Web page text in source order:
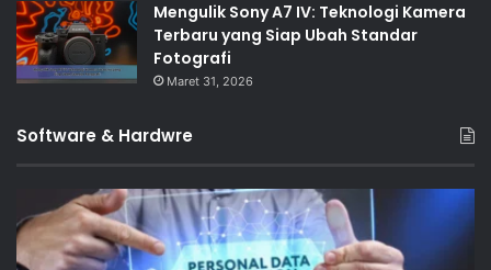
Mengulik Sony A7 IV: Teknologi Kamera
Terbaru yang Siap Ubah Standar
Fotografi
Maret 31, 2026
Software & Hardwre